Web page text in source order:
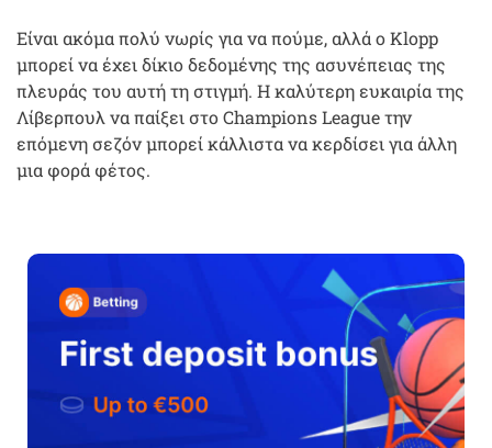
Είναι ακόμα πολύ νωρίς για να πούμε, αλλά ο Klopp
μπορεί να έχει δίκιο δεδομένης της ασυνέπειας της
πλευράς του αυτή τη στιγμή. Η καλύτερη ευκαιρία της
Λίβερπουλ να παίξει στο Champions League την
επόμενη σεζόν μπορεί κάλλιστα να κερδίσει για άλλη
μια φορά φέτος.